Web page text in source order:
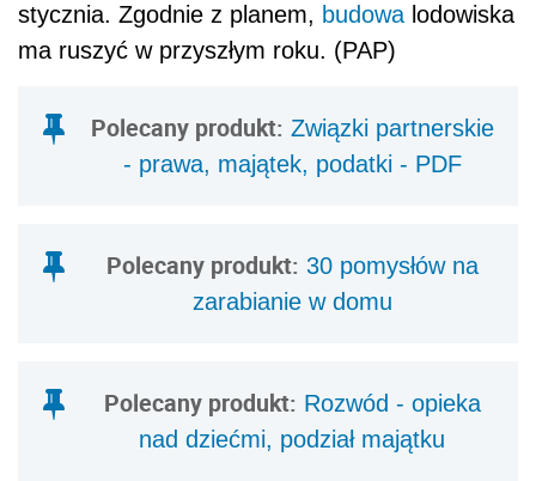
stycznia. Zgodnie z planem, budowalodowiska
ma ruszyć w przyszłym roku. (PAP)
Polecany produkt: Związki partnerskie
- prawa, majątek, podatki - PDF
Polecany produkt: 30 pomysłów na
zarabianie w domu
Polecany produkt: Rozwód - opieka
nad dziećmi, podział majątku